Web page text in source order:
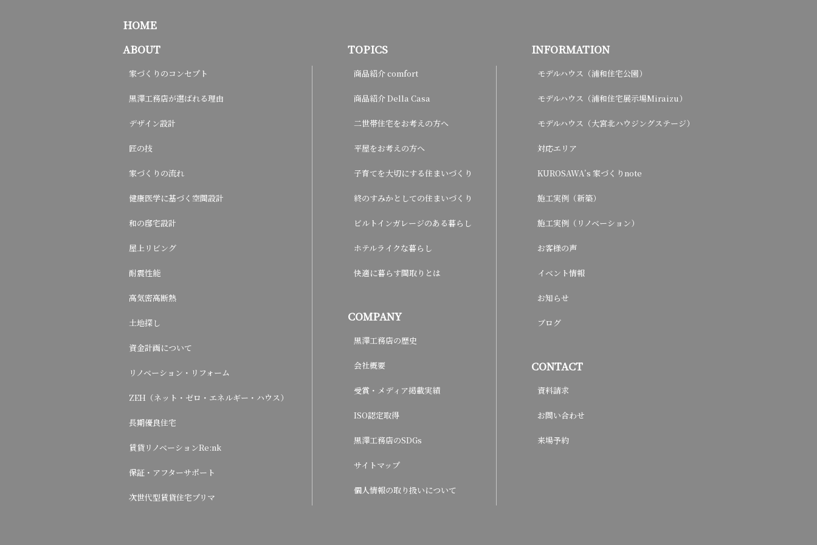
HOME
ABOUT
家づくりのコンセプト
黒澤工務店が選ばれる理由
デザイン設計
匠の技
家づくりの流れ
健康医学に基づく空間設計
和の邸宅設計
屋上リビング
耐震性能
高気密高断熱
土地探し
資金計画について
リノベーション・リフォーム
ZEH（ネット・ゼロ・エネルギー・ハウス）
長期優良住宅
賃貸リノベーションRe:nk
保証・アフターサポート
次世代型賃貸住宅プリマ
TOPICS
商品紹介 comfort
商品紹介 Della Casa
二世帯住宅をお考えの方へ
平屋をお考えの方へ
子育てを大切にする住まいづくり
終のすみかとしての住まいづくり
ビルトインガレージのある暮らし
ホテルライクな暮らし
快適に暮らす間取りとは
COMPANY
黒澤工務店の歴史
会社概要
受賞・メディア掲載実績
ISO認定取得
黒澤工務店のSDGs
サイトマップ
個人情報の取り扱いについて
INFORMATION
モデルハウス（浦和住宅公園）
モデルハウス（浦和住宅展示場Miraizu）
モデルハウス（大宮北ハウジングステージ）
対応エリア
KUROSAWA’s 家づくりnote
施工実例（新築）
施工実例（リノベーション）
お客様の声
イベント情報
お知らせ
ブログ
CONTACT
資料請求
お問い合わせ
来場予約